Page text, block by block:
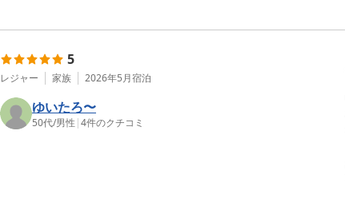
5
レジャー 家族 2026年5月宿泊
ゆいたろ〜
50代/男性 |4件のクチコミ